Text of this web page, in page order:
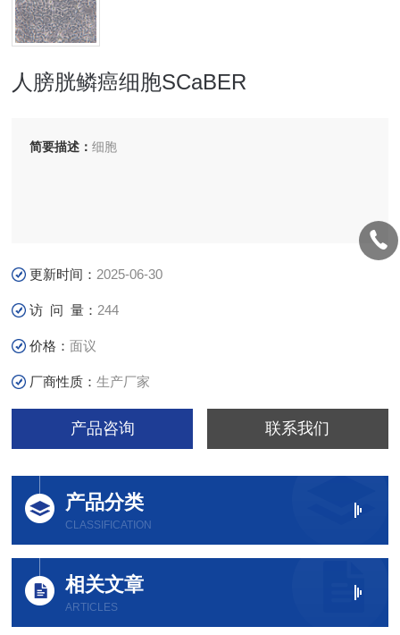
人膀胱鳞癌细胞SCaBER
简要描述：细胞
更新时间： 2025-06-30
访 问 量： 244
价格：面议
厂商性质：生产厂家
产品咨询 联系我们
产品分类
CLASSIFICATION
相关文章
ARTICLES